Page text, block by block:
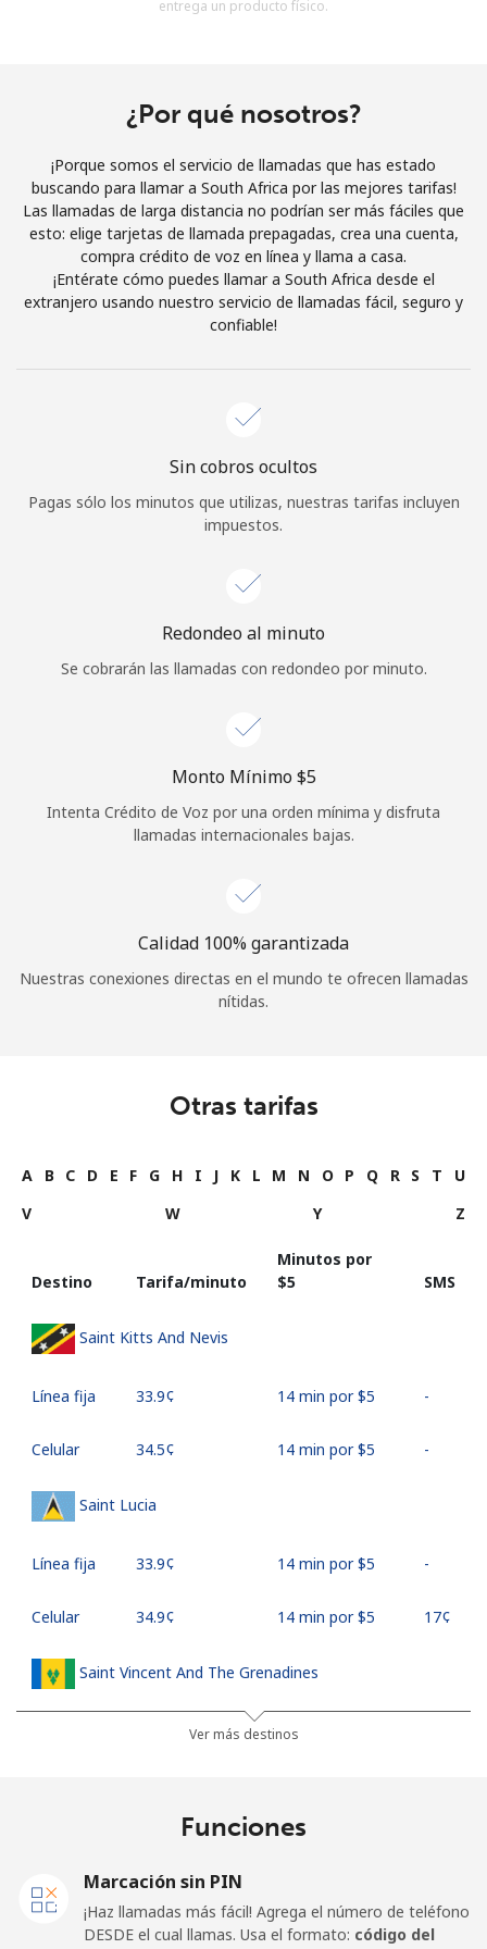
Al abrir una cuenta en este sitio web, estoy de acuerdo con
Únete
¡Hola!
Inicia sesión oREGÍSTRATE →
Iniciar Sesión
o
Continuar con
entrega un producto físico.
¿Por qué nosotros?
¡Porque somos el servicio de llamadas que has estado
buscando para llamar a South Africa por las mejores tarifas!
Las llamadas de larga distancia no podrían ser más fáciles que
esto: elige tarjetas de llamada prepagadas, crea una cuenta,
compra crédito de voz en línea y llama a casa.
¡Entérate cómo puedes llamar a South Africa desde el
extranjero usando nuestro servicio de llamadas fácil, seguro y
confiable!
Sin cobros ocultos
Pagas sólo los minutos que utilizas, nuestras tarifas incluyen
impuestos.
Redondeo al minuto
Se cobrarán las llamadas con redondeo por minuto.
Monto Mínimo ⁦$5⁩
Intenta Crédito de Voz por una orden mínima y disfruta
llamadas internacionales bajas.
Calidad 100% garantizada
Nuestras conexiones directas en el mundo te ofrecen llamadas
nítidas.
Otras tarifas
A B C D E F G H I J K L M N O P Q R S T
U
V
W Y Z
Destino Tarifa/minuto
Minutos por
⁦$5⁩
SMS
Saint Kitts And Nevis
Línea fija ⁦33.9¢⁩ 14 min por ⁦$5⁩ -
Celular ⁦34.5¢⁩ 14 min por ⁦$5⁩ -
Saint Lucia
Línea fija ⁦33.9¢⁩ 14 min por ⁦$5⁩ -
Celular ⁦34.9¢⁩ 14 min por ⁦$5⁩ ⁦17¢⁩
Saint Vincent And The Grenadines
16 min por ⁦$5⁩
Línea fija
Ver más destinos
Funciones
Marcación sin PIN
¡Haz llamadas más fácil! Agrega el número de teléfono
DESDE el cual llamas. Usa el formato: código del